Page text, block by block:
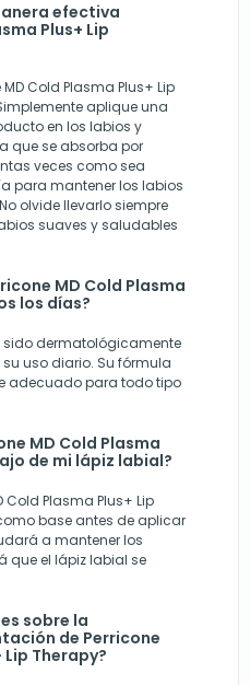
efectiva
Plus+ Lip
Cold Plasma Plus+ Lip
aplique una
en los labios y
que se absorba por
veces como sea
para mantener los labios
olvide llevarlo siempre
suaves y saludables
MD Cold Plasma
los días?
sido dermatológicamente
uso diario. Su fórmula
adecuado para todo tipo
MD Cold Plasma
de mi lápiz labial?
Cold Plasma Plus+ Lip
base antes de aplicar
a mantener los
que el lápiz labial se
sobre la
de Perricone
Lip Therapy?